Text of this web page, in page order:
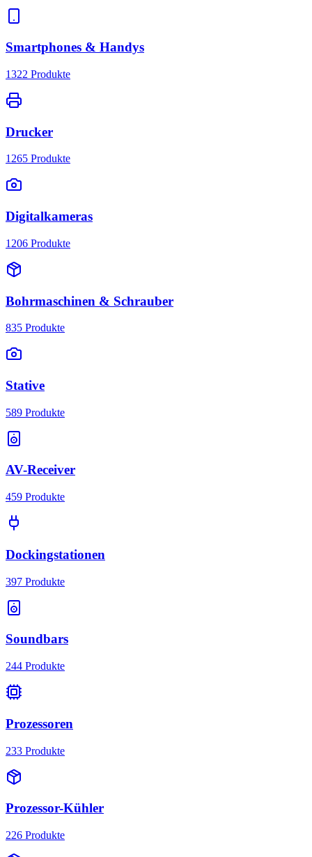
Smartphones & Handys
1322 Produkte
Drucker
1265 Produkte
Digitalkameras
1206 Produkte
Bohrmaschinen & Schrauber
835 Produkte
Stative
589 Produkte
AV-Receiver
459 Produkte
Dockingstationen
397 Produkte
Soundbars
244 Produkte
Prozessoren
233 Produkte
Prozessor-Kühler
226 Produkte